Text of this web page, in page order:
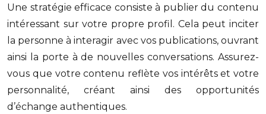
Une stratégie efficace consiste à publier du contenu
intéressant sur votre propre profil. Cela peut inciter
la personne à interagir avec vos publications, ouvrant
ainsi la porte à de nouvelles conversations. Assurez-
vous que votre contenu reflète vos intérêts et votre
personnalité, créant ainsi des opportunités
d’échange authentiques.